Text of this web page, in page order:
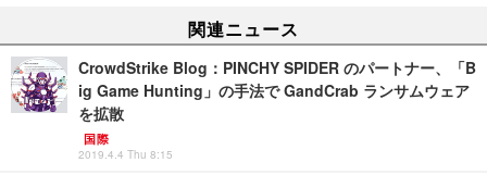
関連ニュース
CrowdStrike Blog：PINCHY SPIDER のパートナー、「B
ig Game Hunting」の手法で GandCrab ランサムウェア
を拡散
国際
2019.4.4 Thu 8:15